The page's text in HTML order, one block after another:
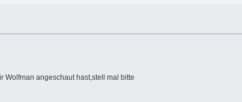
Wolfman angeschaut hast,stell mal bitte